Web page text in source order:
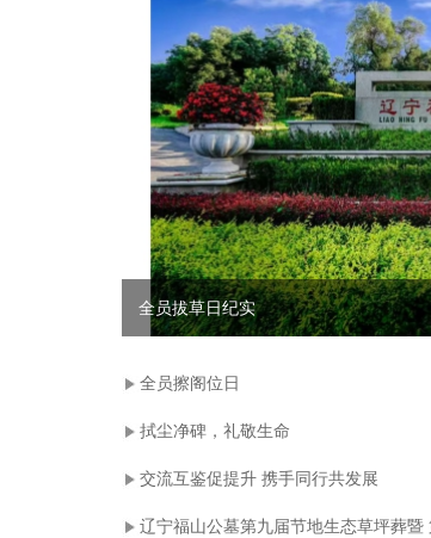
全员拔草日纪实
全员擦阁位日
拭尘净碑，礼敬生命
交流互鉴促提升 携手同行共发展
辽宁福山公墓第九届节地生态草坪葬